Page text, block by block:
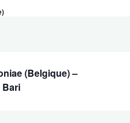
(Belgique) –